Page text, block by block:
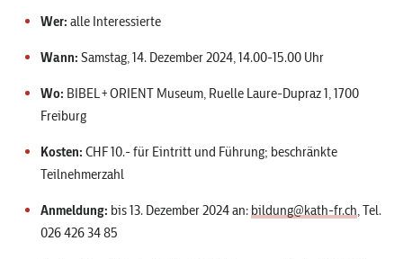
Wer: alle Interessierte
Wann: Samstag, 14. Dezember 2024, 14.00-15.00 Uhr
Wo: BIBEL+ORIENT Museum, Ruelle Laure-Dupraz 1, 1700
Freiburg
Kosten: CHF 10.- für Eintritt und Führung; beschränkte
Teilnehmerzahl
Anmeldung: bis 13. Dezember 2024 an: bildung@kath-fr.ch, Tel.
026 426 34 85